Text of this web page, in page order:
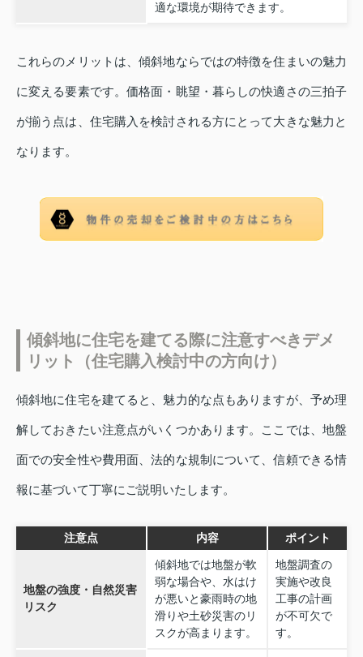
適な環境が期待できます。
これらのメリットは、傾斜地ならではの特徴を住まいの魅力
に変える要素です。価格面・眺望・暮らしの快適さの三拍子
が揃う点は、住宅購入を検討される方にとって大きな魅力と
なります。
傾斜地に住宅を建てる際に注意すべきデメ
リット（住宅購入検討中の方向け）
傾斜地に住宅を建てると、魅力的な点もありますが、予め理
解しておきたい注意点がいくつかあります。ここでは、地盤
面での安全性や費用面、法的な規制について、信頼できる情
報に基づいて丁寧にご説明いたします。
注意点 内容 ポイント
地盤の強度・自然災害
リスク
傾斜地では地盤が軟
弱な場合や、水はけ
が悪いと豪雨時の地
滑りや土砂災害のリ
スクが高まります。
地盤調査の
実施や改良
工事の計画
が不可欠で
す。